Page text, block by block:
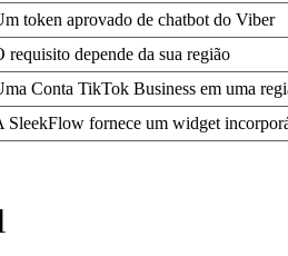
token aprovado de chatbot do Viber
requisito depende da sua região
Conta TikTok Business em uma
SleekFlow fornece um widget